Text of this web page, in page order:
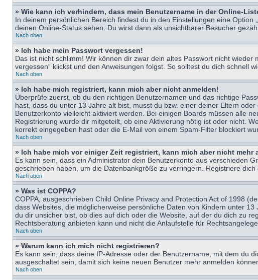
» Wie kann ich verhindern, dass mein Benutzername in der Online-
In deinem persönlichen Bereich findest du in den Einstellungen eine
deinen Online-Status sehen. Du wirst dann als unsichtbarer Besucher
Nach oben
» Ich habe mein Passwort vergessen!
Das ist nicht schlimm! Wir können dir zwar dein altes Passwort nicht
vergessen“ klickst und den Anweisungen folgst. So solltest du dich schnell
Nach oben
» Ich habe mich registriert, kann mich aber nicht anmelden!
Überprüfe zuerst, ob du den richtigen Benutzernamen und das richtige
hast, dass du unter 13 Jahre alt bist, musst du bzw. einer deiner Eltern
Benutzerkonto vielleicht aktiviert werden. Bei einigen Boards müssen alle
Registrierung wurde dir mitgeteilt, ob eine Aktivierung nötig ist oder nicht.
korrekt eingegeben hast oder die E-Mail von einem Spam-Filter blockiert
Nach oben
» Ich habe mich vor einiger Zeit registriert, kann mich aber nicht mehr
Es kann sein, dass ein Administrator dein Benutzerkonto aus verschieden
geschrieben haben, um die Datenbankgröße zu verringern. Registriere
Nach oben
» Was ist COPPA?
COPPA, ausgeschrieben Child Online Privacy and Protection Act of 1998
dass Websites, die möglicherweise persönliche Daten von Kindern unter
du dir unsicher bist, ob dies auf dich oder die Website, auf der du dich zu
Rechtsberatung anbieten kann und nicht die Anlaufstelle für
Nach oben
» Warum kann ich mich nicht registrieren?
Es kann sein, dass deine IP-Adresse oder der Benutzername, mit dem du
ausgeschaltet sein, damit sich keine neuen Benutzer mehr anmelden
Nach oben